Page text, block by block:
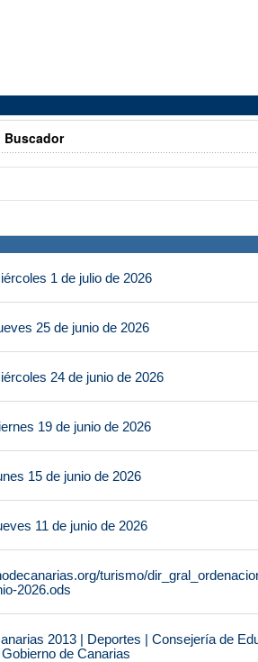
Buscador
1 de julio de 2026
25 de junio de 2026
24 de junio de 2026
19 de junio de 2026
15 de junio de 2026
11 de junio de 2026
turismo/
2026.ods
2013 | Deportes | Consejería de
de Canarias